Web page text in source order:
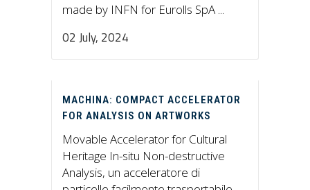
made by INFN for Eurolls SpA ...
02 July, 2024
MACHINA: COMPACT ACCELERATOR
FOR ANALYSIS ON ARTWORKS
Movable Accelerator for Cultural
Heritage In-situ Non-destructive
Analysis, un acceleratore di